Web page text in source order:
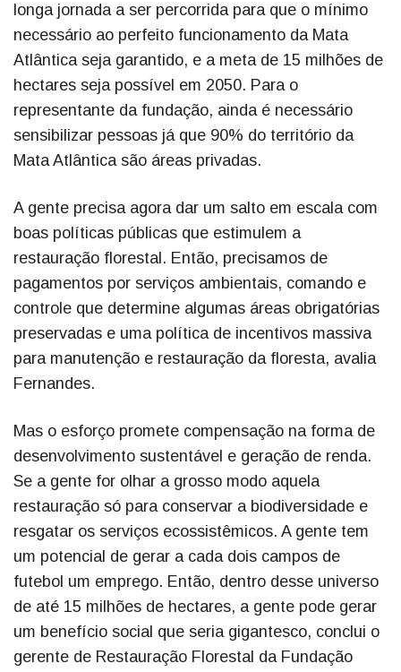
longa jornada a ser percorrida para que o mínimo
necessário ao perfeito funcionamento da Mata
Atlântica seja garantido, e a meta de 15 milhões de
hectares seja possível em 2050. Para o
representante da fundação, ainda é necessário
sensibilizar pessoas já que 90% do território da
Mata Atlântica são áreas privadas.
A gente precisa agora dar um salto em escala com
boas políticas públicas que estimulem a
restauração florestal. Então, precisamos de
pagamentos por serviços ambientais, comando e
controle que determine algumas áreas obrigatórias
preservadas e uma política de incentivos massiva
para manutenção e restauração da floresta, avalia
Fernandes.
Mas o esforço promete compensação na forma de
desenvolvimento sustentável e geração de renda.
Se a gente for olhar a grosso modo aquela
restauração só para conservar a biodiversidade e
resgatar os serviços ecossistêmicos. A gente tem
um potencial de gerar a cada dois campos de
futebol um emprego. Então, dentro desse universo
de até 15 milhões de hectares, a gente pode gerar
um benefício social que seria gigantesco, conclui o
gerente de Restauração Florestal da Fundação